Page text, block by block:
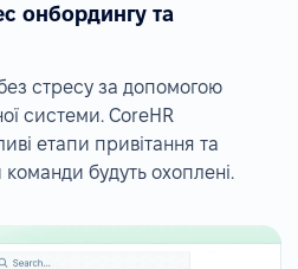
онбордингу та
стресу за допомогою
системи. CoreHR
етапи привітання та
будуть охоплені.